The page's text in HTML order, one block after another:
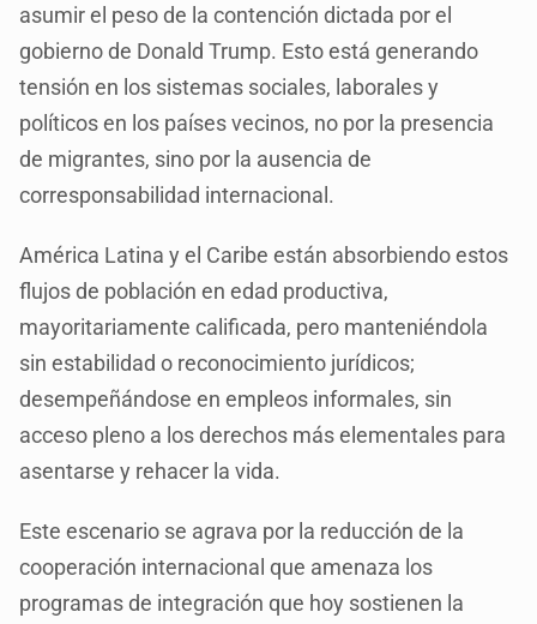
asumir el peso de la contención dictada por el
gobierno de Donald Trump. Esto está generando
tensión en los sistemas sociales, laborales y
políticos en los países vecinos, no por la presencia
de migrantes, sino por la ausencia de
corresponsabilidad internacional.
América Latina y el Caribe están absorbiendo estos
flujos de población en edad productiva,
mayoritariamente calificada, pero manteniéndola
sin estabilidad o reconocimiento jurídicos;
desempeñándose en empleos informales, sin
acceso pleno a los derechos más elementales para
asentarse y rehacer la vida.
Este escenario se agrava por la reducción de la
cooperación internacional que amenaza los
programas de integración que hoy sostienen la